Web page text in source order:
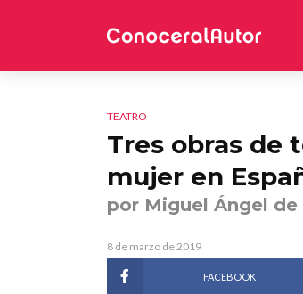
TEATRO
Tres obras de
mujer en
por Miguel Ángel de
8 de marzo de 2019
FACEBOOK